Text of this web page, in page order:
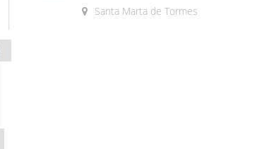
Santa Marta de Tormes